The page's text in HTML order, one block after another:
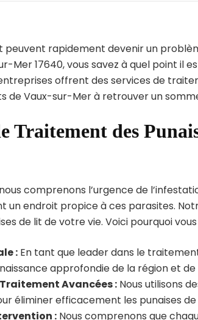
peuvent rapidement devenir un
Mer 17640, vous savez à quel point il
offrent des services de
de Vaux-sur-Mer à retrouver un
Traitement des
comprenons l’urgence de
un endroit propice à ces parasites.
de lit de votre vie. Voici pourquoi
: En tant que leader dans le
approfondie de la région et de
Avancées : Nous utilisons
éliminer efficacement les punaises
: Nous comprenons que